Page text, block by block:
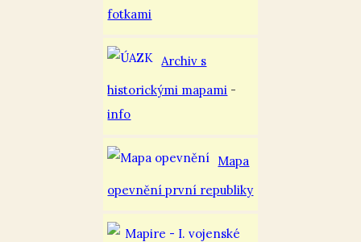
fotkami
Archiv s
historickými mapami -
info
Mapa
opevnění první republiky